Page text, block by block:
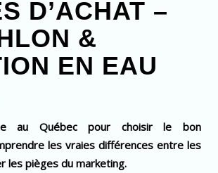
D’ACHAT –
&
EN EAU
au Québec pour choisir le bon
les vraies différences entre les
les pièges du marketing.